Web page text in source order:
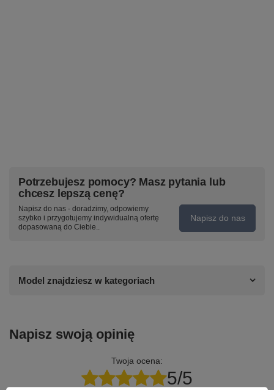
Potrzebujesz pomocy? Masz pytania lub
chcesz lepszą cenę?
Napisz do nas - doradzimy, odpowiemy
szybko i przygotujemy indywidualną ofertę
dopasowaną do Ciebie..
Napisz do nas
Model znajdziesz w kategoriach
Napisz swoją opinię
Twoja ocena:
5/5